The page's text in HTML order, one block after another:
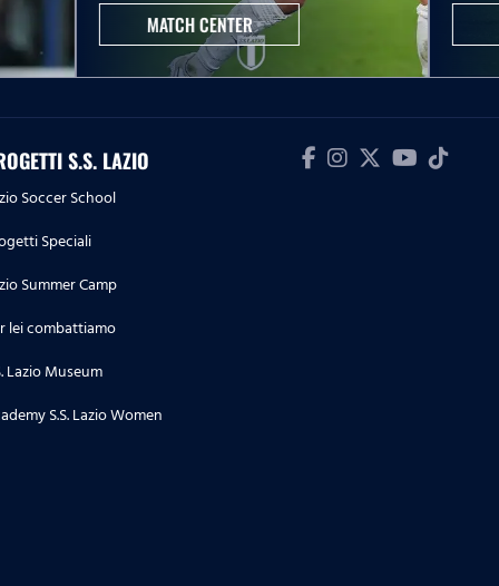
MATCH CENTER
S.S. LAZIO
Soccer School
Speciali
Summer Camp
lei combattiamo
Lazio Museum
S.S. Lazio Women